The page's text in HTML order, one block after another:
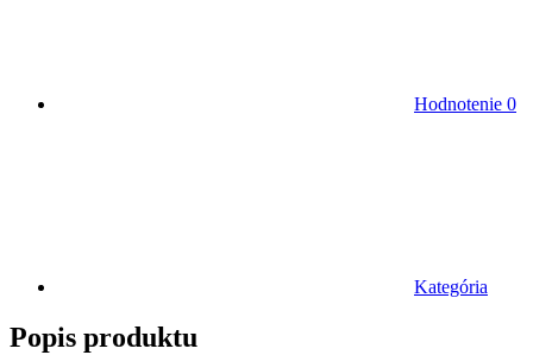
Hodnotenie 0
Kategória
Popis produktu